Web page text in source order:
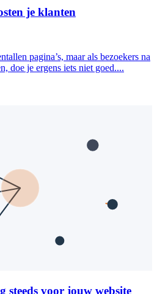
je klanten
pagina’s, maar als bezoekers na
doe je ergens iets niet goed....
voor jouw website